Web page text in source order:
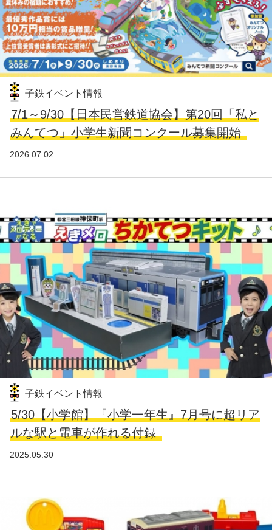
子鉄イベント情報
7/1～9/30【日本民営鉄道協会】第20回「私と
みんてつ」小学生新聞コンクール募集開始
2026.07.02
子鉄イベント情報
5/30【小学館】『小学一年生』7月号に超リア
ルな駅と電車が作れる付録
2025.05.30